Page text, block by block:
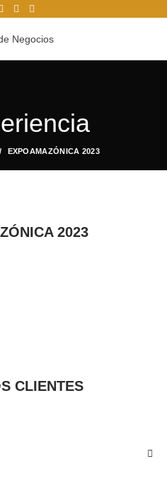
EXPOAMAZÓNICA 2023
2023
CLIENTES